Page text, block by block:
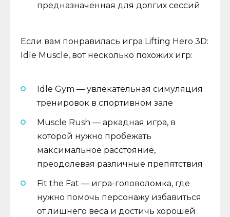
предназначенная для долгих сессий
Если вам понравилась игра Lifting Hero 3D:
Idle Muscle, вот несколько похожих игр:
Idle Gym — увлекательная симуляция
тренировок в спортивном зале
Muscle Rush — аркадная игра, в
которой нужно пробежать
максимальное расстояние,
преодолевая различные препятствия
Fit the Fat — игра-головоломка, где
нужно помочь персонажу избавиться
от лишнего веса и достичь хорошей